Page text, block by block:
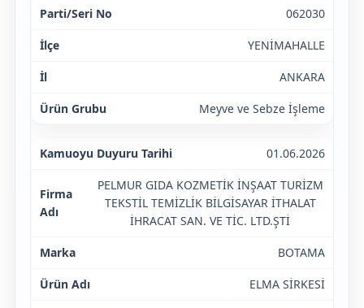
062030
YENİMAHALLE
ANKARA
Meyve ve Sebze İşleme
01.06.2026
PELMUR GIDA KOZMETİK İNŞAAT TURİZM
TEKSTİL TEMİZLİK BİLGİSAYAR İTHALAT
İHRACAT SAN. VE TİC. LTD.ŞTİ
BOTAMA
ELMA SİRKESİ